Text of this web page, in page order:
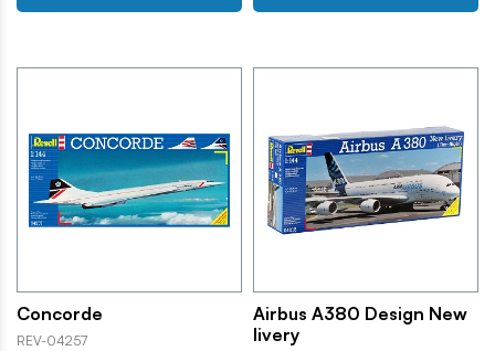
Concorde
REV-04257
Airbus A380 Design New
livery